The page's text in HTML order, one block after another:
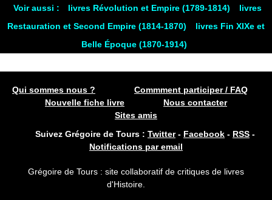
Voir aussi : livres Révolution et Empire (1789-1814)
livres
Restauration et Second Empire (1814-1870)
livres Fin XIXe et
Belle Époque (1870-1914)
Qui sommes nous ?
Commment participer / FAQ
Nouvelle fiche livre
Nous contacter
Sites amis
Suivez Grégoire de Tours : Twitter- Facebook - RSS -
Notifications par email
Grégoire de Tours : site collaboratif de critiques de livres
d'Histoire.